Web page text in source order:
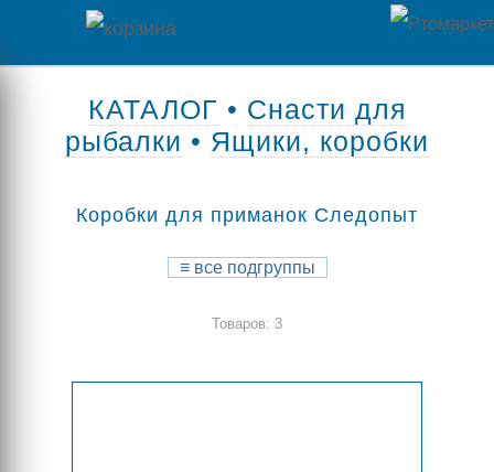
товаров
КАТАЛОГ • Снасти для
рыбалки • Ящики, коробки
Коробки для приманок Следопыт
≡все подгруппы
Товаров: 3